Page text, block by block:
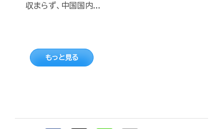
収まらず、中国国内...
もっと見る